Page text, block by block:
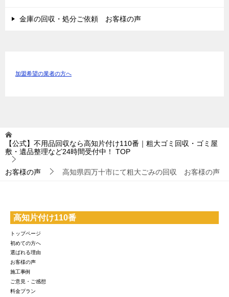
金庫の回収・処分ご依頼 お客様の声
加盟希望の業者の方へ
【公式】不用品回収なら高知片付け110番｜粗大ゴミ回収・ゴミ屋
敷・遺品整理など24時間受付中！
TOP
お客様の声 高知県四万十市にて粗大ごみの回収 お客様の声
高知片付け110番
トップページ
初めての方へ
選ばれる理由
お客様の声
施工事例
ご意見・ご感想
料金プラン